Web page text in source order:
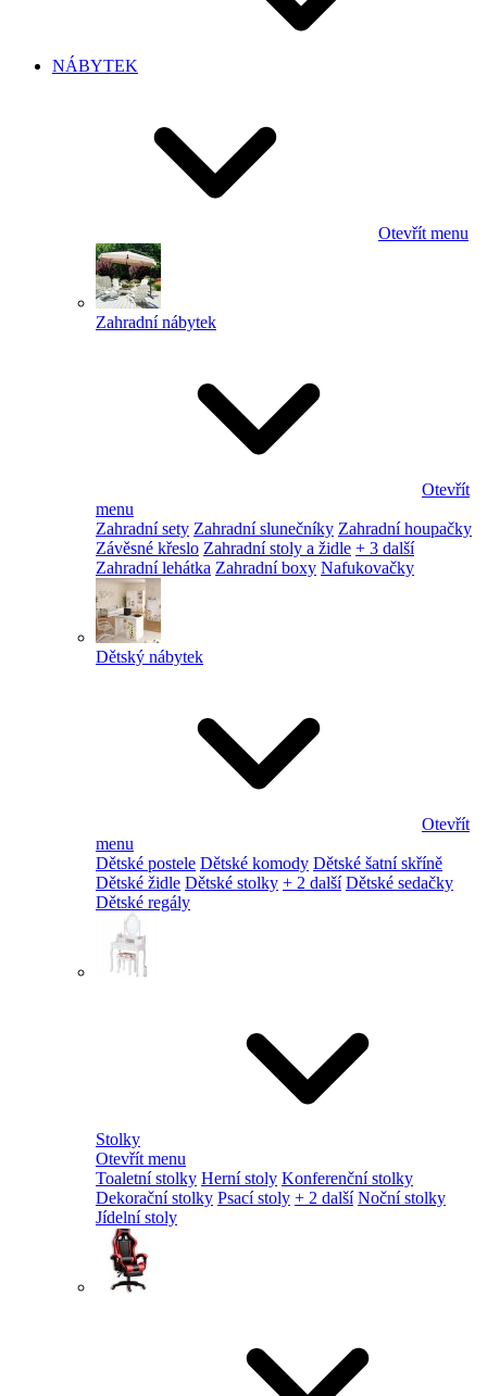
NÁBYTEK
Otevřít menu
Zahradní nábytek
Otevřít
menu
Zahradní sety Zahradní slunečníky Zahradní houpačky
Závěsné křeslo Zahradní stoly a židle + 3 další
Zahradní lehátka Zahradní boxy Nafukovačky
Dětský nábytek
Otevřít
menu
Dětské postele Dětské komody Dětské šatní skříně
Dětské židle Dětské stolky + 2 další Dětské sedačky
Dětské regály
Stolky
Otevřít menu
Toaletní stolky Herní stoly Konferenční stolky
Dekorační stolky Psací stoly + 2 další Noční stolky
Jídelní stoly